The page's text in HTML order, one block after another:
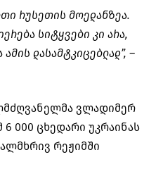
რუსეთის მოედანზეა.
სიტყვები კი არა,
დასამტკიცებლად”, –
ვლადიმერ
6 000 ცხედარი უკრაინას
რეჟიმში